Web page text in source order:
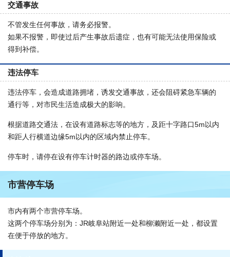
交通事故
不管发生任何事故，请务必报警。
如果不报警，即使过后产生事故后遗症，也有可能无法使用保险或
得到补偿。
违法停车
违法停车，会造成道路拥堵，诱发交通事故，还会阻碍紧急车辆的
通行等，对市民生活造成极大的影响。
根据道路交通法，在设有道路标志等的地方，及距十字路口5m以内
和距人行横道边缘5m以内的区域内禁止停车。
停车时，请停在设有停车计时器的路边或停车场。
市营停车场
市内有两个市营停车场。
这两个停车场分别为：JR岐阜站附近一处和柳濑附近一处，都设置
在便于停放的地方。